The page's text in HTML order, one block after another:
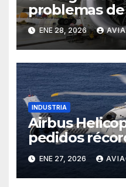
problemas
los motores
ENE 28, 2026
INDUSTRIA
Airbus
pedidos
sostenido
ENE 27, 2026